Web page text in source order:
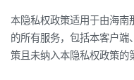
本隐私权政策适用于由海南
的所有服务，包括本客户
策且未纳入本隐私权政策的